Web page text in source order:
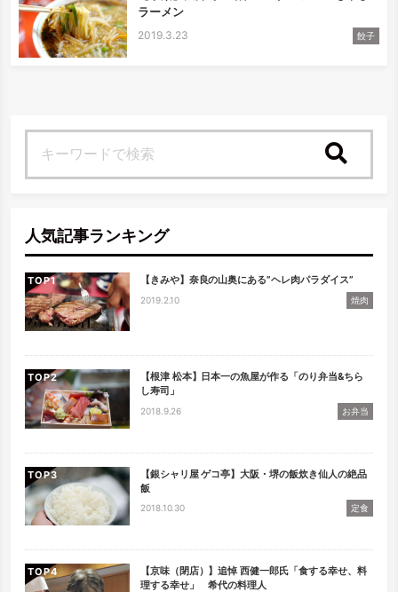
ラーメン
2019.3.23 餃子
人気記事ランキング
TOP 【きみや】奈良の山奥にある”ヘレ肉パラダイス”
2019.2.10 焼肉
TOP
【根津 松本】日本一の魚屋が作る「のり弁当&ちら
し寿司」
2018.9.26 お弁当
TOP
【銀シャリ屋 ゲコ亭】大阪・堺の飯炊き仙人の絶品
飯
2018.10.30 定食
TOP
【京味（閉店）】追悼 西健一郎氏「食する幸せ、料
理する幸せ」 希代の料理人